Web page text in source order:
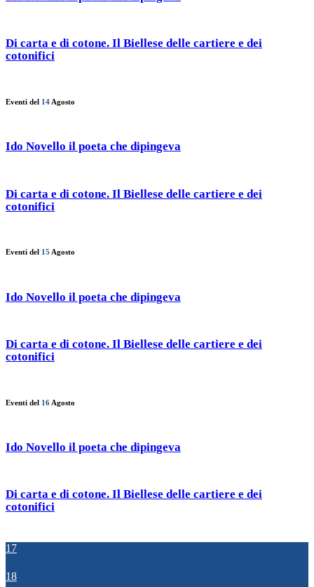
Di carta e di cotone. Il Biellese delle cartiere e dei
cotonifici
Eventi del 14 Agosto
Ido Novello il poeta che dipingeva
Di carta e di cotone. Il Biellese delle cartiere e dei
cotonifici
Eventi del 15 Agosto
Ido Novello il poeta che dipingeva
Di carta e di cotone. Il Biellese delle cartiere e dei
cotonifici
Eventi del 16 Agosto
Ido Novello il poeta che dipingeva
Di carta e di cotone. Il Biellese delle cartiere e dei
cotonifici
17
18